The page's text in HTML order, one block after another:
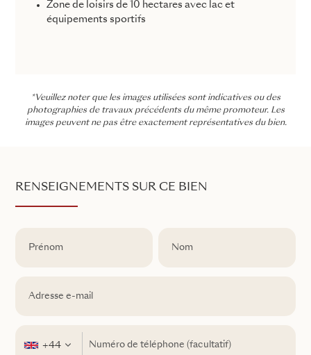
Zone de loisirs de 10 hectares avec lac et
équipements sportifs
*Veuillez noter que les images utilisées sont indicatives ou des
photographies de travaux précédents du même promoteur. Les
images peuvent ne pas être exactement représentatives du bien.
RENSEIGNEMENTS SUR CE BIEN
+44